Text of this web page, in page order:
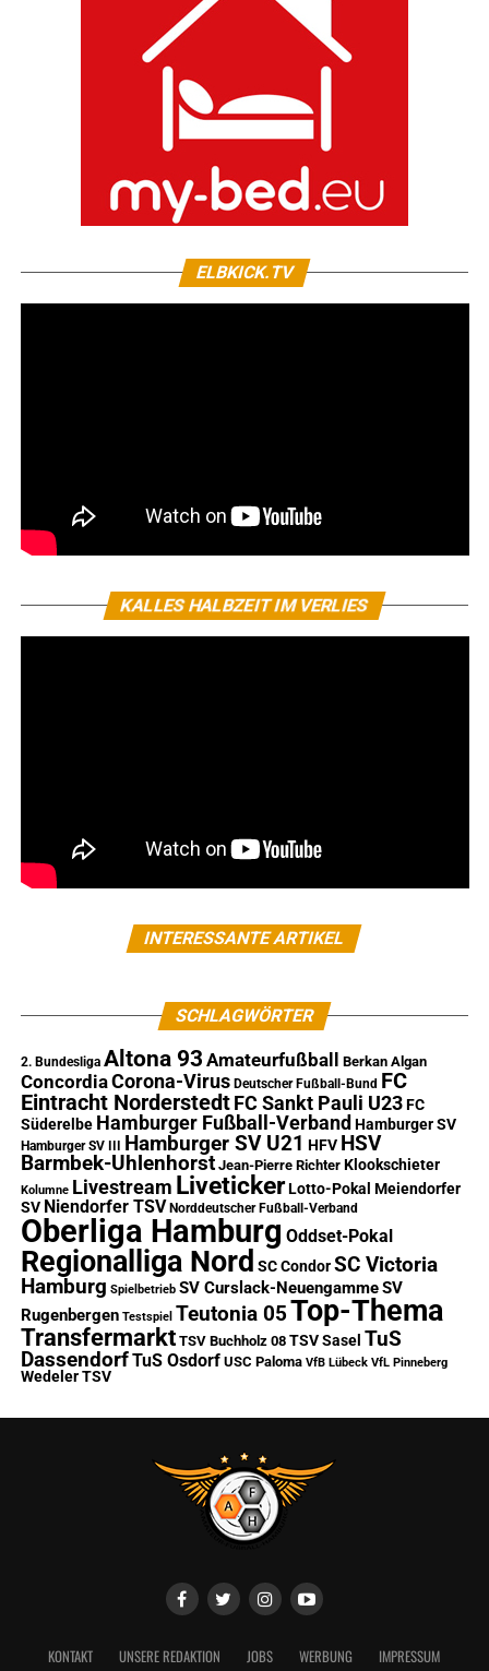
ELBKICK.TV
KALLES HALBZEIT IM VERLIES
INTERESSANTE ARTIKEL
SCHLAGWÖRTER
2. Bundesliga Altona 93 Amateurfußball Berkan Algan
ConcordiaCorona-Virus Deutscher Fußball-Bund FC
Eintracht Norderstedt FC Sankt Pauli U23 FC
Süderelbe Hamburger Fußball-Verband Hamburger SV
Hamburger SV III Hamburger SV U21 HFV HSV
Barmbek-Uhlenhorst Jean-Pierre Richter Klookschieter
Kolumne Livestream Liveticker Lotto-Pokal Meiendorfer
SV Niendorfer TSV Norddeutscher Fußball-Verband
Oberliga Hamburg Oddset-Pokal
Regionalliga Nord SC Condor SC Victoria
Hamburg Spielbetrieb SV Curslack-NeuengammeSV
Rugenbergen Testspiel Teutonia 05Top-Thema
Transfermarkt TSV Buchholz 08 TSV Sasel TuS
DassendorfTuS Osdorf USC Paloma VfB Lübeck VfL Pinneberg
Wedeler TSV
KONTAKT UNSERE REDAKTION JOBS WERBUNG IMPRESSUM